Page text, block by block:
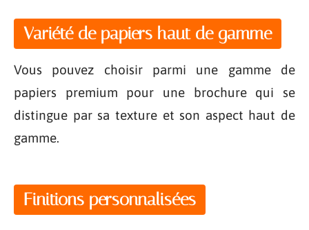
Variété de papiers haut de gamme
Vous pouvez choisir parmi une gamme de
papiers premium pour une brochure qui se
distingue par sa texture et son aspect haut de
gamme.
Finitions personnalisées